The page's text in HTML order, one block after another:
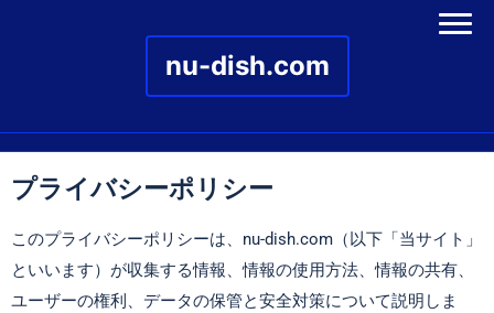
nu-dish.com
Skip to content
プライバシーポリシー
このプライバシーポリシーは、nu-dish.com（以下「当サイト」
といいます）が収集する情報、情報の使用方法、情報の共有、
ユーザーの権利、データの保管と安全対策について説明しま